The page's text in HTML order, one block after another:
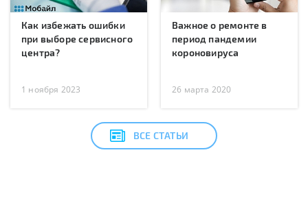
Как избежать ошибки
при выборе сервисного
центра?
1 ноября 2023
Важное о ремонте в
период пандемии
короновируса
26 марта 2020
ВСЕ СТАТЬИ